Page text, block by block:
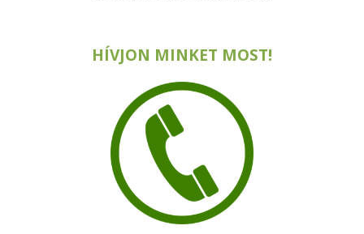
HÍVJON MINKET MOST!